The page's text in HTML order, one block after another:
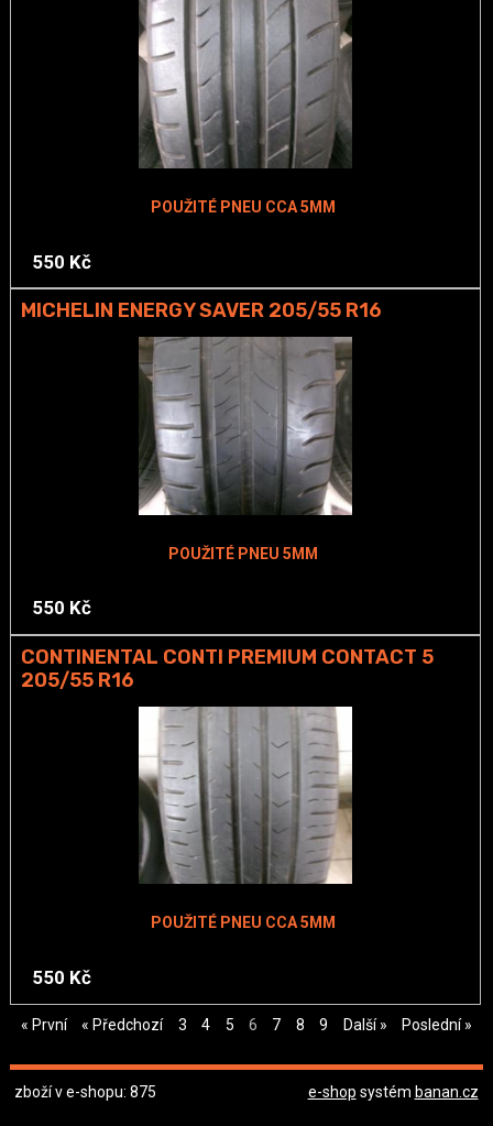
POUŽITÉ PNEU CCA 5MM
550 Kč
MICHELIN ENERGY SAVER 205/55 R16
POUŽITÉ PNEU 5MM
550 Kč
CONTINENTAL CONTI PREMIUM CONTACT 5
205/55 R16
POUŽITÉ PNEU CCA 5MM
550 Kč
« První « Předchozí 3 4 5 6 7 8 9 Další » Poslední »
zboží v e-shopu: 875 e-shop systém banan.cz